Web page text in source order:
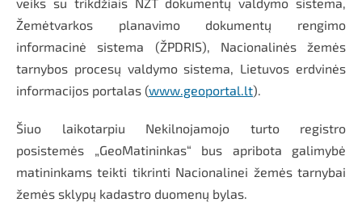
Žemėtvarkos planavimo dokumentų rengimo
informacinė sistema (ŽPDRIS), Nacionalinės žemės
tarnybos procesų valdymo sistema, Lietuvos erdvinės
informacijos portalas (www.geoportal.lt).
Šiuo laikotarpiu Nekilnojamojo turto registro
posistemės „GeoMatininkas“ bus apribota galimybė
matininkams teikti tikrinti Nacionalinei žemės tarnybai
žemės sklypų kadastro duomenų bylas.